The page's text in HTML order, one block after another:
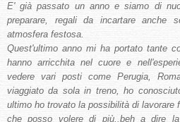
E' già passato un anno e siamo di
preparare, regali da incartare anche
atmosfera festosa.
Quest'ultimo anno mi ha portato tante
hanno arricchita nel cuore e
vedere vari posti come Perugia,
viaggiato da sola in treno, ho
ultimo ho trovato la possibilità di lavorare
che posso volere di più..beh a dire